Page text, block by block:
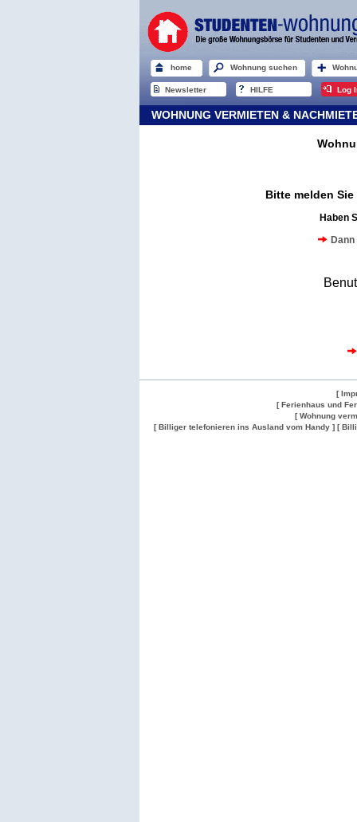
home Wohnung suchen
Newsletter HILFE Log
WOHNUNG VERMIETEN &
Bitte melden
Haben
[
[ Ferienhaus und
[ Wohnung
[ Billiger telefonieren ins Ausland vom Handy ] [